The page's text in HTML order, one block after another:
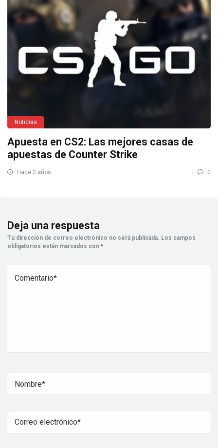
Noticias
Apuesta en CS2: Las mejores casas de
apuestas de Counter Strike
Hace 2 años 0
Deja una respuesta
Tu dirección de correo electrónico no será publicada. Los campos
obligatorios están marcados con *